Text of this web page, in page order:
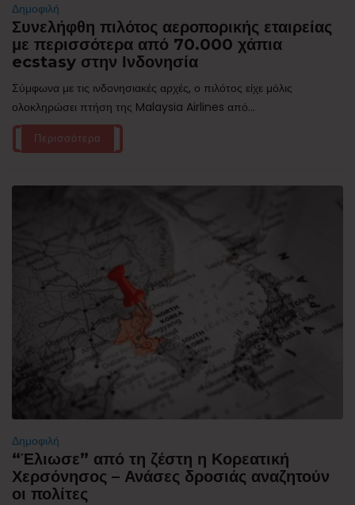
Δημοφιλή
Συνελήφθη πιλότος αεροπορικής εταιρείας
με περισσότερα από 70.000 χάπια
ecstasy στην Ινδονησία
Σύμφωνα με τις ινδονησιακές αρχές, ο πιλότος είχε μόλις
ολοκληρώσει πτήση της Malaysia Airlines από...
Περισσότερα
Δημοφιλή
“Έλιωσε” από τη ζέστη η Κορεατική
Χερσόνησος – Ανάσες δροσιάς αναζητούν
οι πολίτες